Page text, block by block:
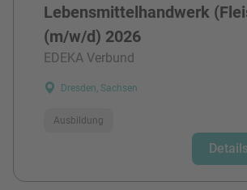
Lebensmittelhandwerk
(m/w/d) 2026
EDEKA Verbund
Dresden, Sachsen
Ausbildung